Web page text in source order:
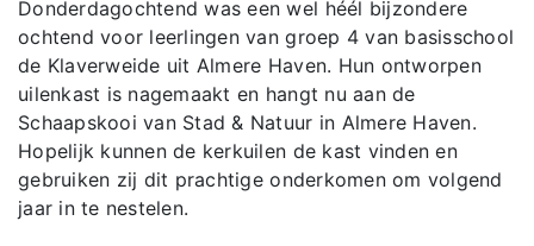
Donderdagochtend was een wel héél bijzondere
ochtend voor leerlingen van groep 4 van basisschool
de Klaverweide uit Almere Haven. Hun ontworpen
uilenkast is nagemaakt en hangt nu aan de
Schaapskooi van Stad & Natuur in Almere Haven.
Hopelijk kunnen de kerkuilen de kast vinden en
gebruiken zij dit prachtige onderkomen om volgend
jaar in te nestelen.